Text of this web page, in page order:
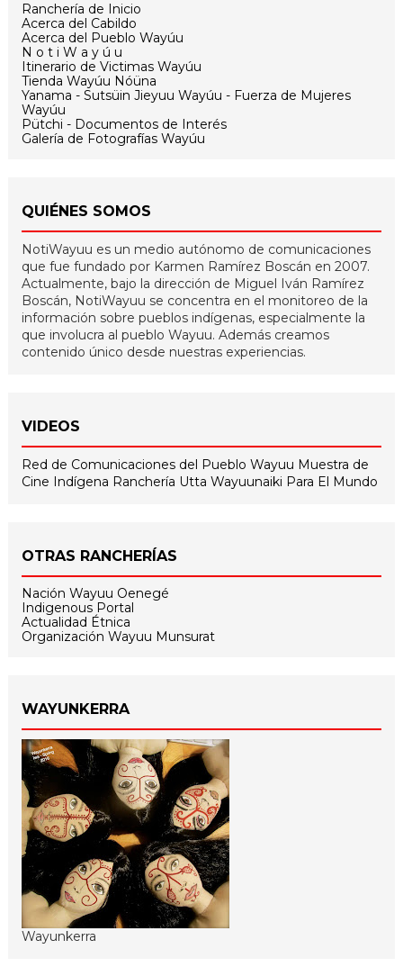
Ranchería de Inicio
Acerca del Cabildo
Acerca del Pueblo Wayúu
N o t i W a y ú u
Itinerario de Victimas Wayúu
Tienda Wayúu Nóüna
Yanama - Sutsüin Jieyuu Wayúu - Fuerza de Mujeres
Wayúu
Pütchi - Documentos de Interés
Galería de Fotografías Wayúu
QUIÉNES SOMOS
NotiWayuu es un medio autónomo de comunicaciones
que fue fundado por Karmen Ramírez Boscán en 2007.
Actualmente, bajo la dirección de Miguel Iván Ramírez
Boscán, NotiWayuu se concentra en el monitoreo de la
información sobre pueblos indígenas, especialmente la
que involucra al pueblo Wayuu. Además creamos
contenido único desde nuestras experiencias.
VIDEOS
Red de Comunicaciones del Pueblo Wayuu Muestra de
Cine Indígena Ranchería Utta Wayuunaiki Para El Mundo
OTRAS RANCHERÍAS
Nación Wayuu Oenegé
Indigenous Portal
Actualidad Étnica
Organización Wayuu Munsurat
WAYUNKERRA
Wayunkerra